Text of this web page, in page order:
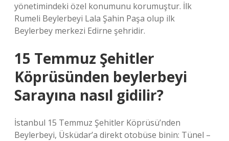
yönetimindeki özel konumunu korumuştur. İlk
Rumeli Beylerbeyi Lala Şahin Paşa olup ilk
Beylerbey merkezi Edirne şehridir.
15 Temmuz Şehitler
Köprüsünden beylerbeyi
Sarayına nasıl gidilir?
İstanbul 15 Temmuz Şehitler Köprüsü’nden
Beylerbeyi, Üsküdar’a direkt otobüse binin: Tünel –